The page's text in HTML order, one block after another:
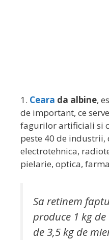
1. Ceara da albine,
de important, ce
fagurilor artificiali si
peste 40 de
electrotehnica,
pielarie, optica,
Sa retinem
produce 1 kg
de 3,5 kg de